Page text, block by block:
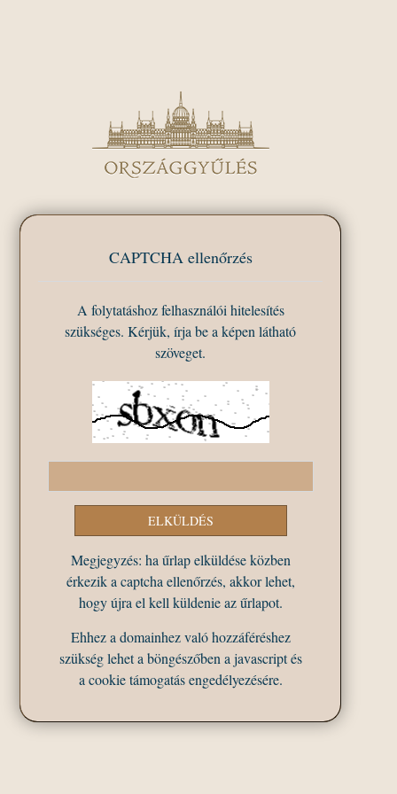
CAPTCHA ellenőrzés
A folytatáshoz felhasználói hitelesítés
szükséges. Kérjük, írja be a képen látható
szöveget.
Megjegyzés: ha űrlap elküldése közben
érkezik a captcha ellenőrzés, akkor lehet,
hogy újra el kell küldenie az űrlapot.
Ehhez a domainhez való hozzáféréshez
szükség lehet a böngészőben a javascript és
a cookie támogatás engedélyezésére.